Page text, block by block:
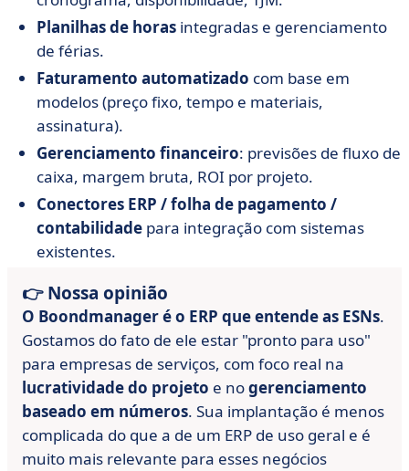
Planilhas de horas integradas e gerenciamento
de férias.
Faturamento automatizado com base em
modelos (preço fixo, tempo e materiais,
assinatura).
Gerenciamento financeiro: previsões de fluxo de
caixa, margem bruta, ROI por projeto.
Conectores ERP / folha de pagamento /
contabilidade para integração com sistemas
existentes.
👉 Nossa opinião
O Boondmanager é o ERP que entende as ESNs.
Gostamos do fato de ele estar "pronto para uso"
para empresas de serviços, com foco real na
lucratividade do projeto e nogerenciamento
baseado em números. Sua implantação é menos
complicada do que a de um ERP de uso geral e é
muito mais relevante para esses negócios